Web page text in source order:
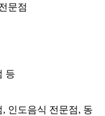
문점
등
인도음식 전문점, 동